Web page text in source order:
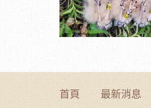
首頁 最新消息